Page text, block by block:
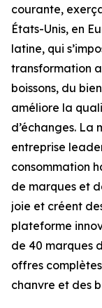
courante,
États-Unis, en
latine, qui
transformation
boissons, du
améliore la
d’échanges. La
entreprise
consommation
de marques et
joie et créent
plateforme
de 40 marques
offres
chanvre et des